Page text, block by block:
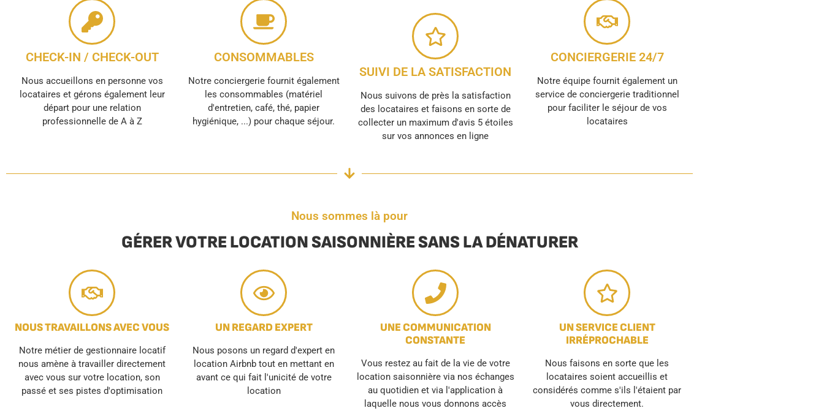
CHECK-IN / CHECK-OUT
Nous accueillons en personne vos
locataires et gérons également leur
départ pour une relation
professionnelle de A à Z
CONSOMMABLES
Notre conciergerie fournit également
les consommables (matériel
d'entretien, café, thé, papier
hygiénique, ...) pour chaque séjour.
SUIVI DE LA SATISFACTION
Nous suivons de près la satisfaction
des locataires et faisons en sorte de
collecter un maximum d'avis 5 étoiles
sur vos annonces en ligne
CONCIERGERIE 24/7
Notre équipe fournit également un
service de conciergerie traditionnel
pour faciliter le séjour de vos
locataires
Nous sommes là pour
GÉRER VOTRE LOCATION SAISONNIÈRE SANS LA DÉNATURER
NOUS TRAVAILLONS AVEC VOUS
Notre métier de gestionnaire locatif
nous amène à travailler directement
avec vous sur votre location, son
passé et ses pistes d'optimisation
UN REGARD EXPERT
Nous posons un regard d'expert en
location Airbnb tout en mettant en
avant ce qui fait l'unicité de votre
location
UNE COMMUNICATION
CONSTANTE
Vous restez au fait de la vie de votre
location saisonnière via nos échanges
au quotidien et via l'application à
laquelle nous vous donnons accès
UN SERVICE CLIENT
IRRÉPROCHABLE
Nous faisons en sorte que les
locataires soient accueillis et
considérés comme s'ils l'étaient par
vous directement.